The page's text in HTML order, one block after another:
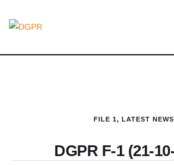
FILE 1, LATEST NEWS
DGPR F-1 (21-